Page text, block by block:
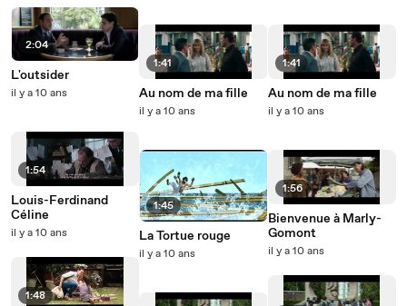
2:04
L'outsider
il y a 10 ans
1:54
Louis-Ferdinand
Céline
il y a 10 ans
1:48
1:41
Au nom de ma fille
il y a 10 ans
1:45
La Tortue rouge
il y a 10 ans
1:41
Au nom de ma fille
il y a 10 ans
1:56
Bienvenue à Marly-
Gomont
il y a 10 ans